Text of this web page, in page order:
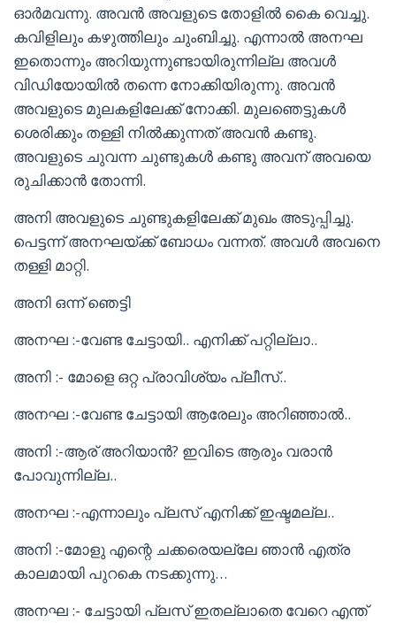
ഓർമവന്നു. അവൻ അവളുടെ തോളിൽ കൈ വെച്ചു.
കവിളിലും കഴുത്തിലും ചുംബിച്ചു. എന്നാൽ അനഘ
ഇതൊന്നും അറിയുന്നുണ്ടായിരുന്നില്ല അവൾ
വിഡിയോയിൽ തന്നെ നോക്കിയിരുന്നു. അവൻ
അവളുടെ മുലകളിലേക്ക് നോക്കി. മുലഞെട്ടുകൾ
ശെരിക്കും തള്ളി നിൽക്കുന്നത് അവൻ കണ്ടു.
അവളുടെ ചുവന്ന ചുണ്ടുകൾ കണ്ടു അവന് അവയെ
രുചിക്കാൻ തോന്നി.
അനി അവളുടെ ചുണ്ടുകളിലേക്ക് മുഖം അടുപ്പിച്ചു.
പെട്ടന്ന് അനഘയ്ക്ക് ബോധം വന്നത്. അവൾ അവനെ
തള്ളി മാറ്റി.
അനി ഒന്ന് ഞെട്ടി
അനഘ :-വേണ്ട ചേട്ടായി.. എനിക്ക് പറ്റില്ലാ..
അനി :- മോളെ ഒറ്റ പ്രാവിശ്യം പ്ലീസ്..
അനഘ :-വേണ്ട ചേട്ടായി ആരേലും അറിഞ്ഞാൽ..
അനി :-ആര് അറിയാൻ? ഇവിടെ ആരും വരാൻ
പോവുന്നില്ല..
അനഘ :-എന്നാലും പ്ലസ് എനിക്ക് ഇഷ്ടമല്ല..
അനി :-മോളു എന്റെ ചക്കരെയല്ലേ ഞാൻ എത്ര
കാലമായി പുറകെ നടക്കുന്നു…
അനഘ :- ചേട്ടായി പ്ലസ് ഇതല്ലാതെ വേറെ എന്ത്